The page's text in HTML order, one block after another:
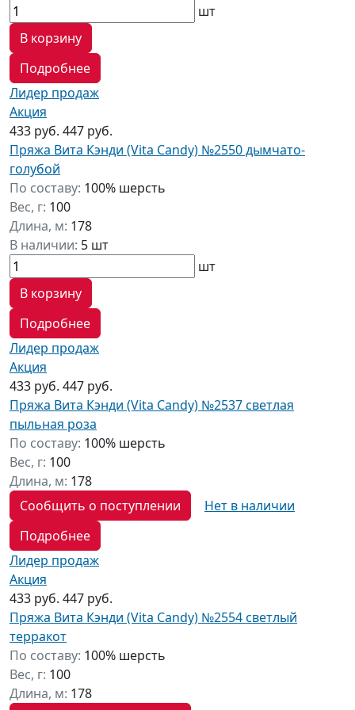
шт
В корзину
Подробнее
Лидер продаж
Акция
433 руб. 447 руб.
Пряжа Вита Кэнди (Vita Candy) №2550 дымчато-
голубой
По составу: 100% шерсть
Вес, г: 100
Длина, м: 178
В наличии: 5 шт
шт
В корзину
Подробнее
Лидер продаж
Акция
433 руб. 447 руб.
Пряжа Вита Кэнди (Vita Candy) №2537 светлая
пыльная роза
По составу: 100% шерсть
Вес, г: 100
Длина, м: 178
Сообщить о поступлении
Нет в наличии
Подробнее
Лидер продаж
Акция
433 руб. 447 руб.
Пряжа Вита Кэнди (Vita Candy) №2554 светлый
терракот
По составу: 100% шерсть
Вес, г: 100
Длина, м: 178